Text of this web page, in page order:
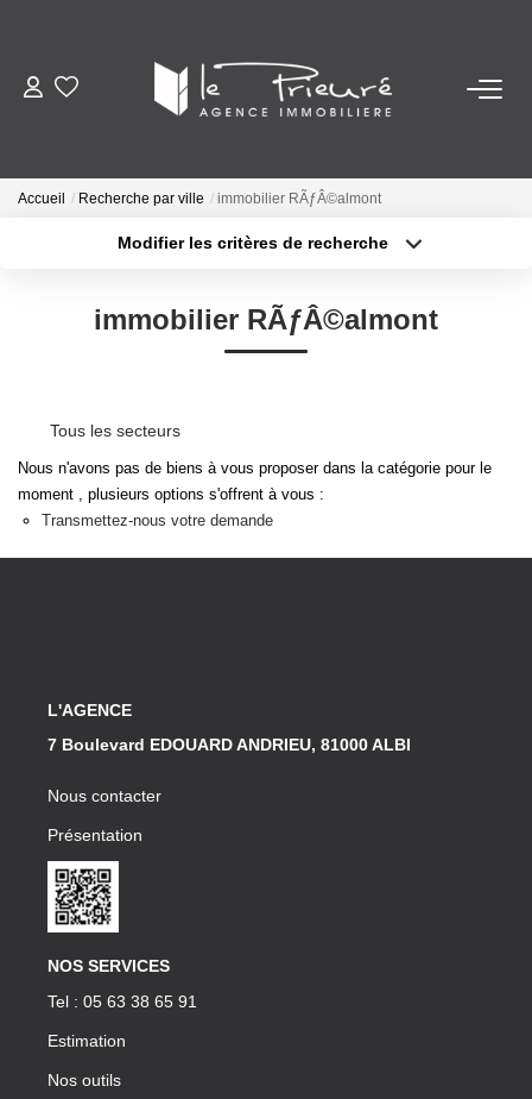
VENTES
ESTIMATION
NOTRE AGENCE
Notre Histoire Et Nos Valeurs
Nos Secteurs
NOS OUTILS
Retrouvez-Nous Également Sur Facebook
Accueil Recherche par ville immobilier RÃƒÂ©almont
Modifier les critères de recherche
Budget max
immobilier RÃƒÂ©almont
Tous les secteurs
Nous n'avons pas de biens à vous proposer dans la catégorie pour le
moment , plusieurs options s'offrent à vous :
Transmettez-nous votre demande
L'AGENCE
7 Boulevard EDOUARD ANDRIEU, 81000 ALBI
Nous contacter
Présentation
NOS SERVICES
Tel : 05 63 38 65 91
Estimation
Nos outils